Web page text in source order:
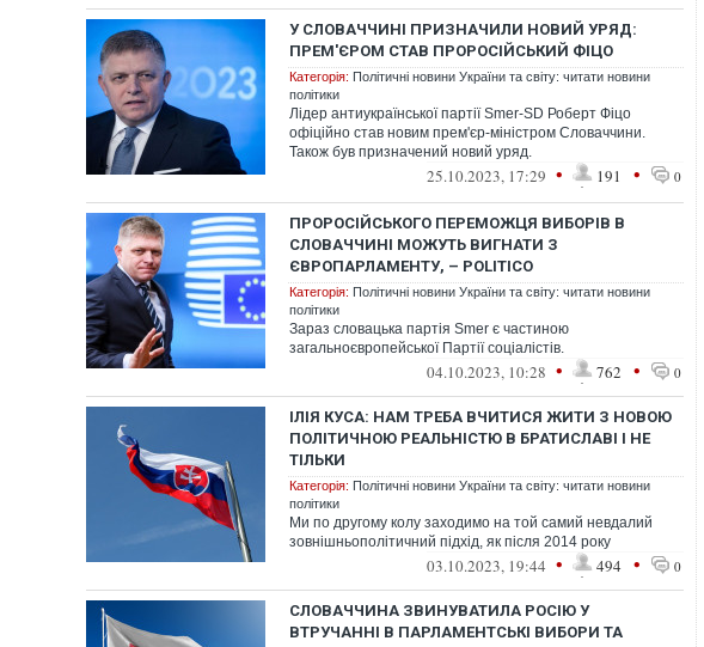
У СЛОВАЧЧИНІ ПРИЗНАЧИЛИ НОВИЙ УРЯД:
ПРЕМ'ЄРОМ СТАВ ПРОРОСІЙСЬКИЙ ФІЦО
Категорія: Політичні новини України та світу: читати новини
політики
Лідер антиукраїнської партії Smer-SD Роберт Фіцо
офіційно став новим прем'єр-міністром Словаччини.
Також був призначений новий уряд.
25.10.2023, 17:29 • 191 • 0
ПРОРОСІЙСЬКОГО ПЕРЕМОЖЦЯ ВИБОРІВ В
СЛОВАЧЧИНІ МОЖУТЬ ВИГНАТИ З
ЄВРОПАРЛАМЕНТУ, – POLITICO
Категорія: Політичні новини України та світу: читати новини
політики
Зараз словацька партія Smer є частиною
загальноєвропейської Партії соціалістів.
04.10.2023, 10:28 • 762 • 0
ІЛІЯ КУСА: НАМ ТРЕБА ВЧИТИСЯ ЖИТИ З НОВОЮ
ПОЛІТИЧНОЮ РЕАЛЬНІСТЮ В БРАТИСЛАВІ І НЕ
ТІЛЬКИ
Категорія: Політичні новини України та світу: читати новини
політики
Ми по другому колу заходимо на той самий невдалий
зовнішньополітичний підхід, як після 2014 року
03.10.2023, 19:44 • 494 • 0
СЛОВАЧЧИНА ЗВИНУВАТИЛА РОСІЮ У
ВТРУЧАННІ В ПАРЛАМЕНТСЬКІ ВИБОРИ ТА